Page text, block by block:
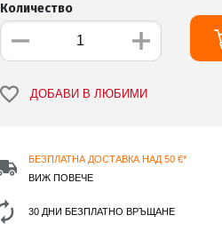
Количество
ДОБАВИ В ЛЮБИМИ
БЕЗПЛАТНА ДОСТАВКА НАД 50 €*
ВИЖ ПОВЕЧЕ
30 ДНИ БЕЗПЛАТНО ВРЪЩАНЕ